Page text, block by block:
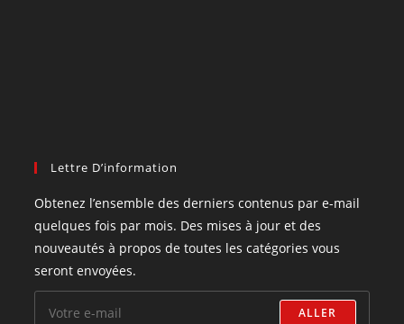
Lettre D’information
Obtenez l’ensemble des derniers contenus par e-mail
quelques fois par mois. Des mises à jour et des
nouveautés à propos de toutes les catégories vous
seront envoyées.
ALLER